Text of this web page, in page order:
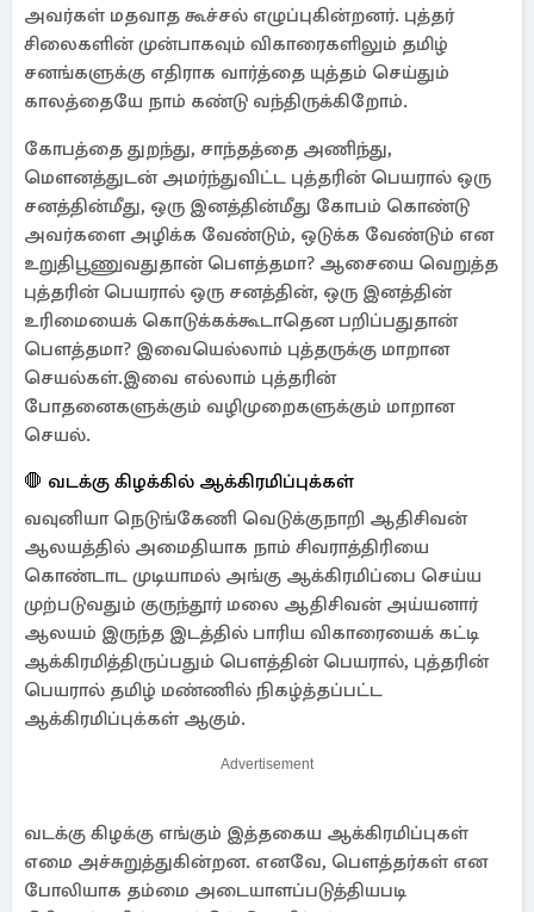
அவர்கள் மதவாத கூச்சல் எழுப்புகின்றனர். புத்தர்
சிலைகளின் முன்பாகவும் விகாரைகளிலும் தமிழ்
சனங்களுக்கு எதிராக வார்த்தை யுத்தம் செய்தும்
காலத்தையே நாம் கண்டு வந்திருக்கிறோம்.
கோபத்தை துறந்து, சாந்தத்தை அணிந்து,
மௌனத்துடன் அமர்ந்துவிட்ட புத்தரின் பெயரால் ஒரு
சனத்தின்மீது, ஒரு இனத்தின்மீது கோபம் கொண்டு
அவர்களை அழிக்க வேண்டும், ஒடுக்க வேண்டும் என
உறுதிபூணுவதுதான் பௌத்தமா? ஆசையை வெறுத்த
புத்தரின் பெயரால் ஒரு சனத்தின், ஒரு இனத்தின்
உரிமையைக் கொடுக்கக்கூடாதென பறிப்பதுதான்
பௌத்தமா? இவையெல்லாம் புத்தருக்கு மாறான
செயல்கள்.இவை எல்லாம் புத்தரின்
போதனைகளுக்கும் வழிமுறைகளுக்கும் மாறான
செயல்.
🛑 வடக்கு கிழக்கில் ஆக்கிரமிப்புக்கள்
வவுனியா நெடுங்கேணி வெடுக்குநாறி ஆதிசிவன்
ஆலயத்தில் அமைதியாக நாம் சிவராத்திரியை
கொண்டாட முடியாமல் அங்கு ஆக்கிரமிப்பை செய்ய
முற்படுவதும் குருந்தூர் மலை ஆதிசிவன் அய்யனார்
ஆலயம் இருந்த இடத்தில் பாரிய விகாரையைக் கட்டி
ஆக்கிரமித்திருப்பதும் பௌத்தின் பெயரால், புத்தரின்
பெயரால் தமிழ் மண்ணில் நிகழ்த்தப்பட்ட
ஆக்கிரமிப்புக்கள் ஆகும்.
Advertisement
வடக்கு கிழக்கு எங்கும் இத்தகைய ஆக்கிரமிப்புகள்
எமை அச்சுறுத்துகின்றன. எனவே, பௌத்தர்கள் என
போலியாக தம்மை அடையாளப்படுத்தியபடி